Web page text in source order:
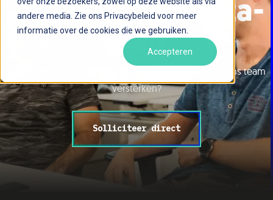
andere media. Zie ons Privacybeleid voor meer
informatie over de cookies die we gebruiken.
Accepteren
.NET Af­stu­deer­sta­
gi­air
Wij zijn altijd op zoek naar nieuwe collega’s. Kom jij ons team
versterken?
Solliciteer direct